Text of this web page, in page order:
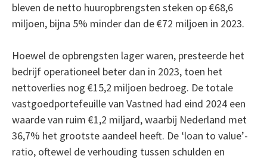
bleven de netto huuropbrengsten steken op €68,6
miljoen, bijna 5% minder dan de €72 miljoen in 2023.
Hoewel de opbrengsten lager waren, presteerde het
bedrijf operationeel beter dan in 2023, toen het
nettoverlies nog €15,2 miljoen bedroeg. De totale
vastgoedportefeuille van Vastned had eind 2024 een
waarde van ruim €1,2 miljard, waarbij Nederland met
36,7% het grootste aandeel heeft. De ‘loan to value’-
ratio, oftewel de verhouding tussen schulden en